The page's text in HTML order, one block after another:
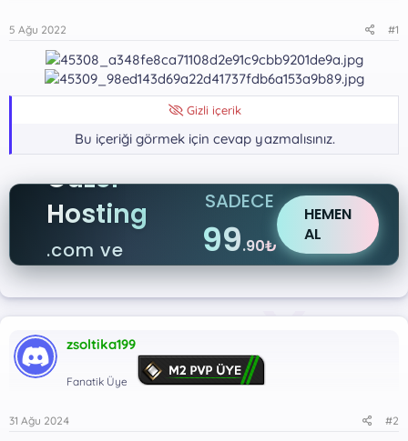
l
a
h
i
5 Ağu 2022 #1
Gizli içerik
Bu içeriği görmek için cevap yazmalısınız.
Güzel
Hosting
.com ve
.net
SADECE
99.90₺
HEMEN
AL
zsoltika199
Fanatik Üye
31 Ağu 2024 #2